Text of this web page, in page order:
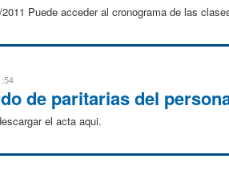
Puede acceder al cronograma de las
de paritarias del
el acta aqui.